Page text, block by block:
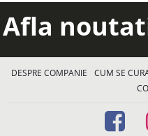
Afla
DESPRE COMPANIE CUM SE